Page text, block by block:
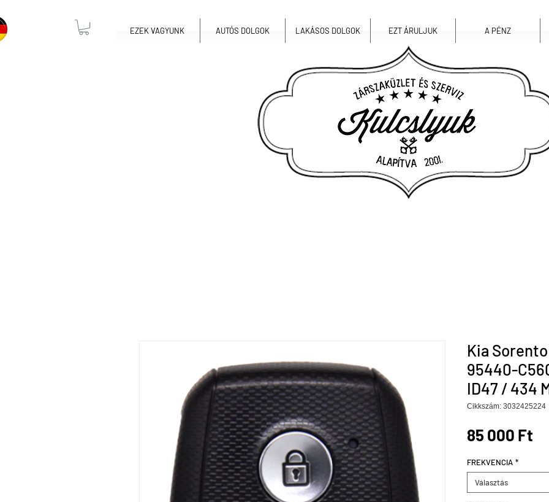
EZEK VAGYUNK AUTÓS DOLGOK LAKÁSOS DOLGOK EZT ÁRULJUK A PÉNZ
Kia
95440-
ID47 / 434
Cikkszám: 3032425224
85 000 Ft
FREKVENCIA *
Választás